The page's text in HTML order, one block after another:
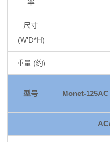
率
尺寸
(W'D*H)
重量 (约)
型号 Monet-125AC